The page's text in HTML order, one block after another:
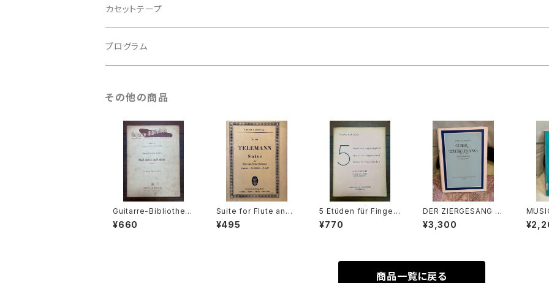
バロック
ルネサンス
古楽
古楽以外
カセットテープ
古楽
プログラム
古楽以外
その他の商品
Guitarre-Bibliothek
REIHE Ⅳ KAMMEMU
SIK MIT GITARRE Nr.
¥660
Suite for Flute and
String Orchestra A-
moll【著者：TELEMAN
¥495
5 Etüden für Finger
sicherheit ALTBLOC
KFLÖTE【著者：FRAN
¥770
DER ZIERGESANG u
nd die Ausfuhrung
der Appoggiatura
¥3,300
EVAL
Albert
商品一覧に戻る